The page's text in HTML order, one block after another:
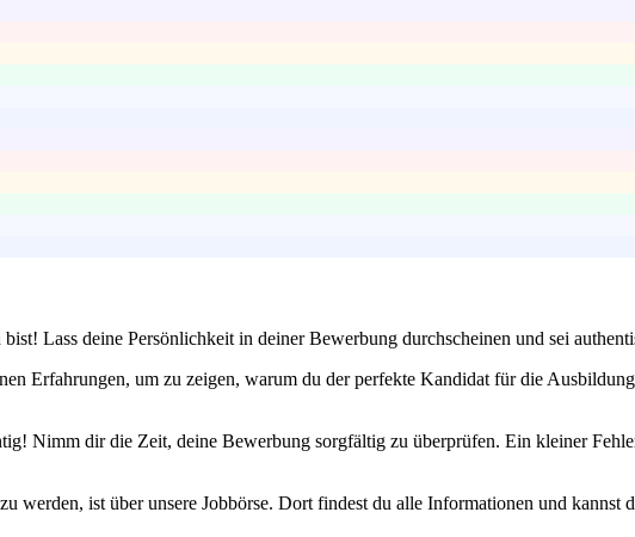
Lass deine Persönlichkeit in deiner Bewerbung durchscheinen und sei
Erfahrungen, um zu zeigen, warum du der perfekte Kandidat für die
Nimm dir die Zeit, deine Bewerbung sorgfältig zu überprüfen. Ein kleiner
werden, ist über unsere Jobbörse. Dort findest du alle Informationen und